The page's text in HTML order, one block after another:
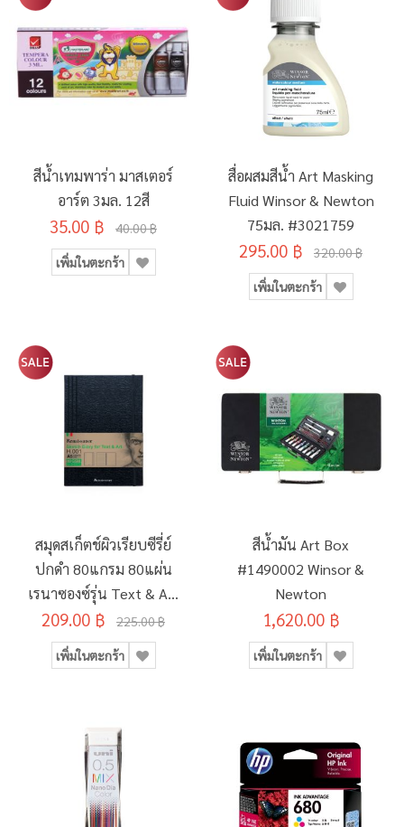
สีน้ำเทมพาร่า มาสเตอร์
อาร์ต 3มล. 12สี
35.00 ฿ 40.00 ฿
เพิ่มในตะกร้า
สื่อผสมสีน้ำ Art Masking
Fluid Winsor & Newton
75มล. #3021759
295.00 ฿ 320.00 ฿
เพิ่มในตะกร้า
สมุดสเก็ตช์ผิวเรียบซีรี่ย์
ปกดำ 80แกรม 80แผ่น
เรนาซองซ์รุ่น Text & Art
H-001 A5
209.00 ฿ 225.00 ฿
เพิ่มในตะกร้า
สีน้ำมัน Art Box
#1490002 Winsor &
Newton
1,620.00 ฿
เพิ่มในตะกร้า